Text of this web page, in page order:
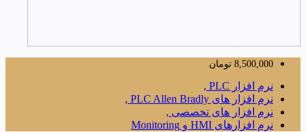
8,500,000 تومان
نرم افزار PLC ,
نرم افزار های PLC Allen Bradly ,
نرم افزار های تخصصی ,
نرم افزارهای HMI و Monitoring